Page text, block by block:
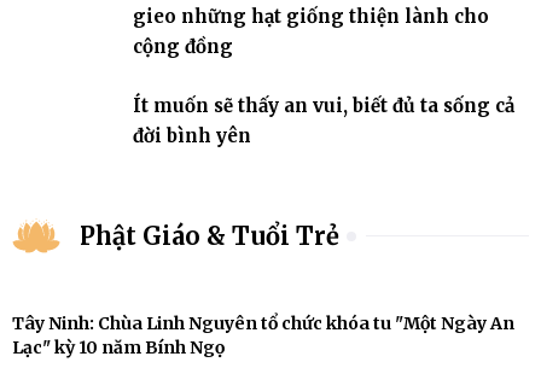
gieo những hạt giống thiện lành cho
cộng đồng
Ít muốn sẽ thấy an vui, biết đủ ta sống cả
đời bình yên
Phật Giáo & Tuổi Trẻ
Tây Ninh: Chùa Linh Nguyên tổ chức khóa tu "Một Ngày An
Lạc" kỳ 10 năm Bính Ngọ